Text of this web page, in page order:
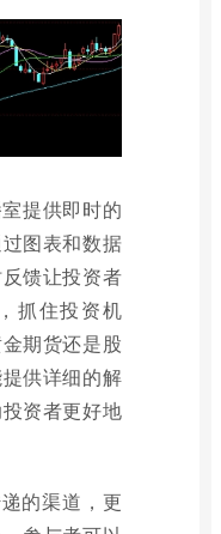
提供即时的
图表和数据
馈让投资者
抓住投资机
期货还是股
供详细的解
资者更好地
的渠道，更